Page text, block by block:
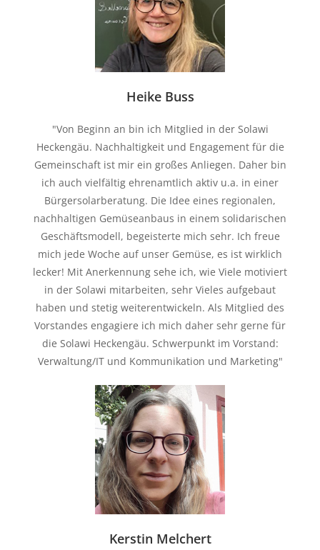
Heike Buss
"Von Beginn an bin ich Mitglied in der Solawi
Heckengäu. Nachhaltigkeit und Engagement für die
Gemeinschaft ist mir ein großes Anliegen. Daher bin
ich auch vielfältig ehrenamtlich aktiv u.a. in einer
Bürgersolarberatung. Die Idee eines regionalen,
nachhaltigen Gemüseanbaus in einem solidarischen
Geschäftsmodell, begeisterte mich sehr. Ich freue
mich jede Woche auf unser Gemüse, es ist wirklich
lecker! Mit Anerkennung sehe ich, wie Viele motiviert
in der Solawi mitarbeiten, sehr Vieles aufgebaut
haben und stetig weiterentwickeln. Als Mitglied des
Vorstandes engagiere ich mich daher sehr gerne für
die Solawi Heckengäu. Schwerpunkt im Vorstand:
Verwaltung/IT und Kommunikation und Marketing"
Kerstin Melchert